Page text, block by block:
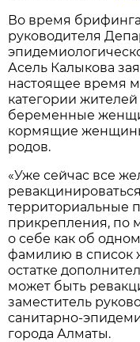
Во время
руководителя
Асель Калыкова
настоящее время
категории жителей
беременные
кормящие
родов.
«Уже сейчас все
территориальные
прикрепления, по
о себе как об
фамилию в список
остатке
может быть
заместитель
санитарно-
города Алматы.